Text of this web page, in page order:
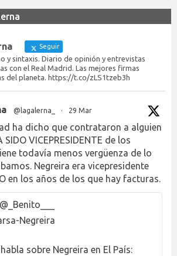
Seguir
y sintaxis. Diario de opinión y entrevistas
con el Real Madrid. Las mejores firmas
del planeta. https://t.co/zLS1tzeb3h
@lagalerna_ · 29 Mar
ha dicho que contrataron a alguien
SIDO VICEPRESIDENTE de los
todavía menos vergüenza de lo
Negreira era vicepresidente
en los años de los que hay facturas.
@_Benito___
Negreira
sobre Negreira en El País: